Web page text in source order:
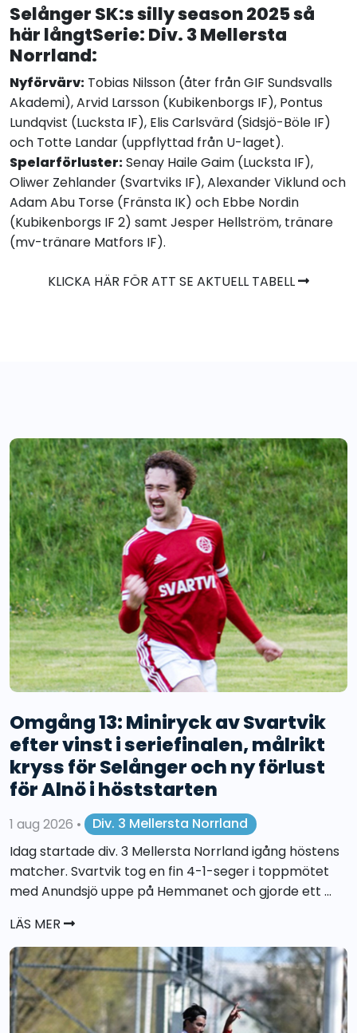
Selånger SK:s silly season 2025 så
här långtSerie: Div. 3 Mellersta
Norrland:
Nyförvärv: Tobias Nilsson (åter från GIF Sundsvalls
Akademi), Arvid Larsson (Kubikenborgs IF), Pontus
Lundqvist (Lucksta IF), Elis Carlsvärd (Sidsjö-Böle IF)
och Totte Landar (uppflyttad från U-laget).
Spelarförluster:Senay Haile Gaim (Lucksta IF),
Oliwer Zehlander (Svartviks IF), Alexander Viklund och
Adam Abu Torse (Fränsta IK) och Ebbe Nordin
(Kubikenborgs IF 2) samt Jesper Hellström, tränare
(mv-tränare Matfors IF).
KLICKA HÄR FÖR ATT SE AKTUELL TABELL
Omgång 13: Miniryck av Svartvik
efter vinst i seriefinalen, målrikt
kryss för Selånger och ny förlust
för Alnö i höststarten
1 aug 2026 •
Div. 3 Mellersta Norrland
Idag startade div. 3 Mellersta Norrland igång höstens
matcher. Svartvik tog en fin 4-1-seger i toppmötet
med Anundsjö uppe på Hemmanet och gjorde ett ...
LÄS MER